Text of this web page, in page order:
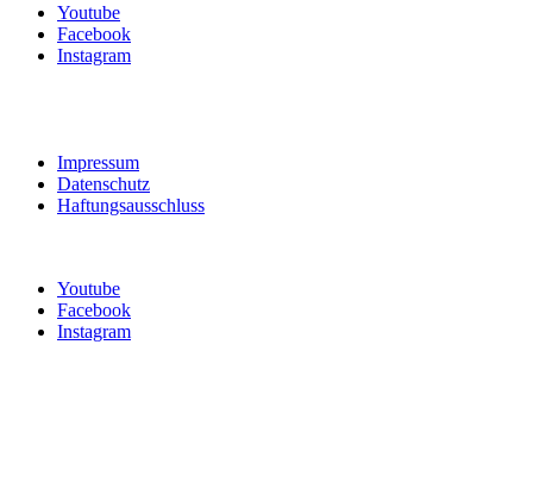
Youtube
Facebook
Instagram
Impressum
Datenschutz
Haftungsausschluss
Youtube
Facebook
Instagram